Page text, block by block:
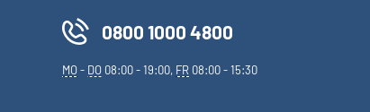
0800 1000 4800
MO- DO 08:00 - 19:00, FR 08:00 - 15:30